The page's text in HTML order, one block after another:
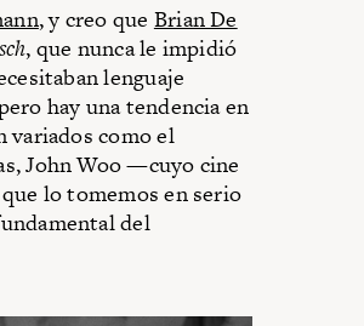
, y creo que Brian De
, que nunca le impidió
lenguaje
hay una tendencia en
variados como el
John Woo —cuyo cine
lo tomemos en serio
del